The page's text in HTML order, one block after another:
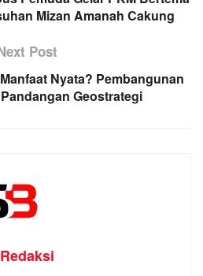
Mizan Amanah Cakung
Post
Nyata? Pembangunan
Geostrategi
Redaksi